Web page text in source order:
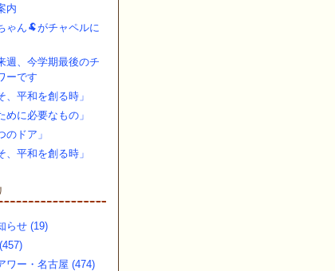
内
ゃん🐏がチャペルに
週、今学期最後のチ
ーです
、平和を創る時」
めに必要なもの」
のドア」
、平和を創る時」
らせ (19)
ワー・名古屋 (474)